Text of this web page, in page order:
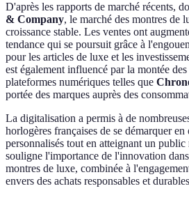
D'après les rapports de marché récents,
& Company, le marché des montres de
croissance stable. Les ventes ont
tendance qui se poursuit grâce à
pour les articles de luxe et les
est également influencé par la montée
plateformes numériques telles que
portée des marques auprès des
La digitalisation a permis à de
horlogères françaises de se démarquer
personnalisés tout en atteignant un
souligne l'importance de l'innovation
montres de luxe, combinée à
envers des achats responsables et